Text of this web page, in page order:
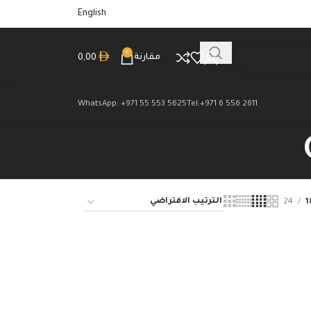
English
مقارنة
0
0,00
Tel:+971 6 556 2611
WhatsApp: +971 55 553 5625
24